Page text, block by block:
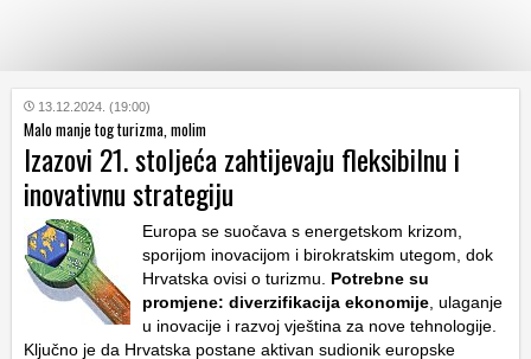
KATEGORIJE
HRVATSKI
WEB
13.12.2024. (19:00)
Malo manje tog turizma, molim
Izazovi 21. stoljeća zahtijevaju fleksibilnu i
inovativnu strategiju
Europa se suočava s energetskom krizom,
sporijom inovacijom i birokratskim utegom, dok
Hrvatska ovisi o turizmu. Potrebne su
promjene: diverzifikacija ekonomije , ulaganje
u inovacije i razvoj vještina za nove tehnologije.
Ključno je da Hrvatska postane aktivan sudionik europske